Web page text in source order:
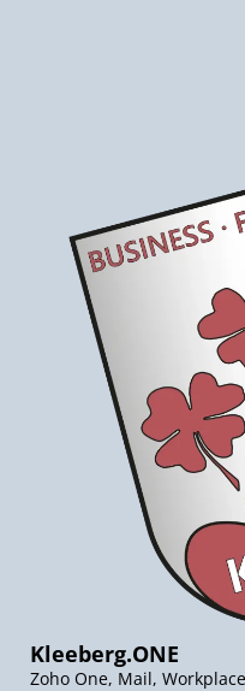
Kleeberg.ONE
Zoho One, Mail,